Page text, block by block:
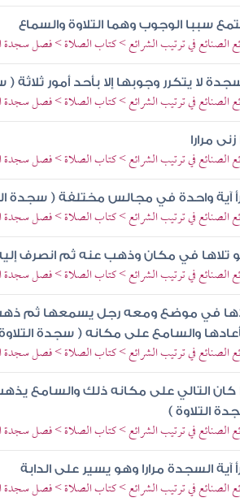
سببا الوجوب وهما التلاوة والسماع
الصنائع في ترتيب الشرائع > كتاب الصلاة > فصل
لا يتكرر وجوبها إلا بأحد أمور ثلاثة (
الصنائع في ترتيب الشرائع > كتاب الصلاة > فصل
زنى مرارا
الصنائع في ترتيب الشرائع > كتاب الصلاة > فصل
آية واحدة في مجالس مختلفة ( سجدة
الصنائع في ترتيب الشرائع > كتاب الصلاة > فصل
تلاها في مكان وذهب عنه ثم انصرف
الصنائع في ترتيب الشرائع > كتاب الصلاة > فصل
في موضع ومعه رجل يسمعها ثم ذهب
والسامع على مكانه ( سجدة
الصنائع في ترتيب الشرائع > كتاب الصلاة > فصل
كان التالي على مكانه ذلك والسامع
التلاوة )
الصنائع في ترتيب الشرائع > كتاب الصلاة > فصل
آية السجدة مرارا وهو يسير على الدابة
الصنائع في ترتيب الشرائع > كتاب الصلاة > فصل